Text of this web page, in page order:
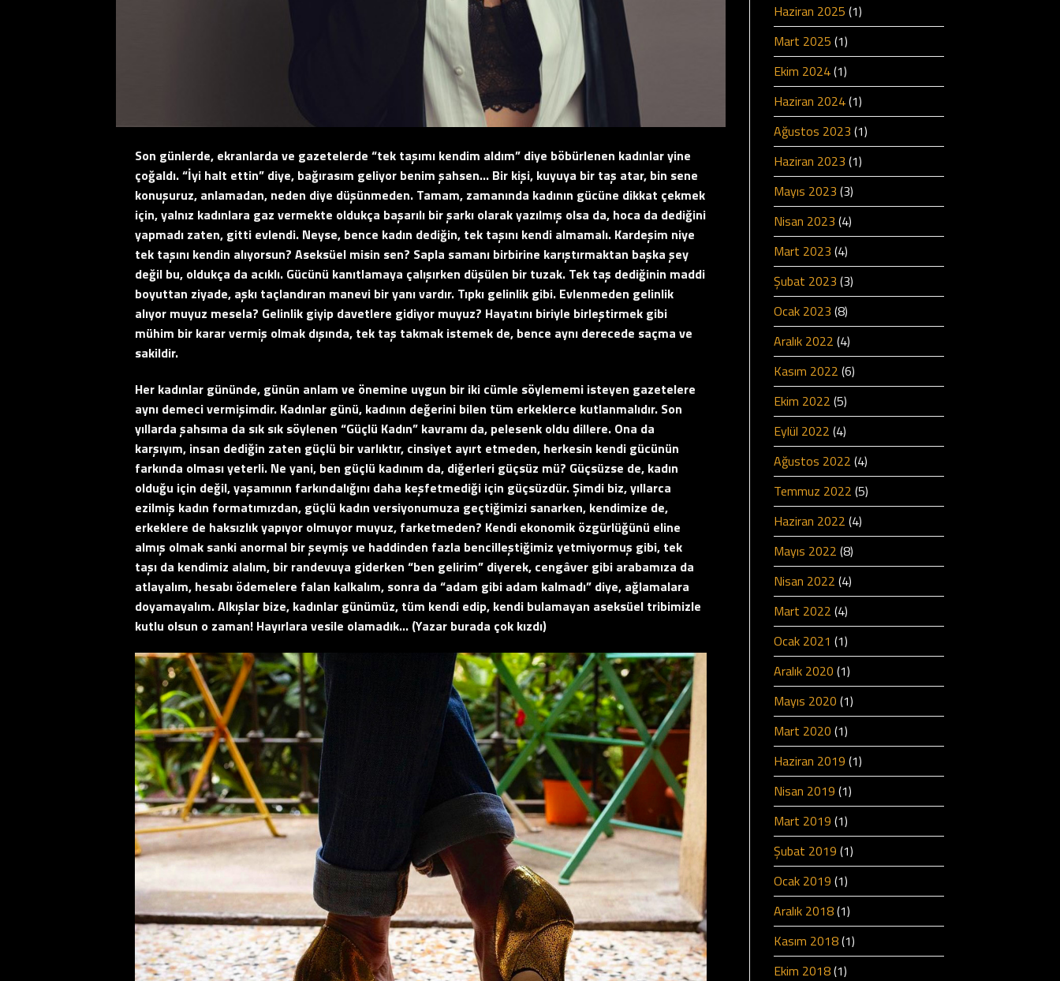
Son günlerde, ekranlarda ve gazetelerde “tek taşımı kendim aldım” diye böbürlenen kadınlar yine
çoğaldı. “İyi halt ettin” diye, bağırasım geliyor benim şahsen… Bir kişi, kuyuya bir taş atar, bin sene
konuşuruz, anlamadan, neden diye düşünmeden. Tamam, zamanında kadının gücüne dikkat çekmek
için, yalnız kadınlara gaz vermekte oldukça başarılı bir şarkı olarak yazılmış olsa da, hoca da dediğini
yapmadı zaten, gitti evlendi. Neyse, bence kadın dediğin, tek taşını kendi almamalı. Kardeşim niye
tek taşını kendin alıyorsun? Aseksüel misin sen? Sapla samanı birbirine karıştırmaktan başka şey
değil bu, oldukça da acıklı. Gücünü kanıtlamaya çalışırken düşülen bir tuzak. Tek taş dediğinin maddi
boyuttan ziyade, aşkı taçlandıran manevi bir yanı vardır. Tıpkı gelinlik gibi. Evlenmeden gelinlik
alıyor muyuz mesela? Gelinlik giyip davetlere gidiyor muyuz? Hayatını biriyle birleştirmek gibi
mühim bir karar vermiş olmak dışında, tek taş takmak istemek de, bence aynı derecede saçma ve
sakildir.
Her kadınlar gününde, günün anlam ve önemine uygun bir iki cümle söylememi isteyen gazetelere
aynı demeci vermişimdir. Kadınlar günü, kadının değerini bilen tüm erkeklerce kutlanmalıdır. Son
yıllarda şahsıma da sık sık söylenen “Güçlü Kadın” kavramı da, pelesenk oldu dillere. Ona da
karşıyım, insan dediğin zaten güçlü bir varlıktır, cinsiyet ayırt etmeden, herkesin kendi gücünün
farkında olması yeterli. Ne yani, ben güçlü kadınım da, diğerleri güçsüz mü? Güçsüzse de, kadın
olduğu için değil, yaşamının farkındalığını daha keşfetmediği için güçsüzdür. Şimdi biz, yıllarca
ezilmiş kadın formatımızdan, güçlü kadın versiyonumuza geçtiğimizi sanarken, kendimize de,
erkeklere de haksızlık yapıyor olmuyor muyuz, farketmeden? Kendi ekonomik özgürlüğünü eline
almış olmak sanki anormal bir şeymiş ve haddinden fazla bencilleştiğimiz yetmiyormuş gibi, tek
taşı da kendimiz alalım, bir randevuya giderken “ben gelirim” diyerek, cengâver gibi arabamıza da
atlayalım, hesabı ödemelere falan kalkalım, sonra da “adam gibi adam kalmadı” diye, ağlamalara
doyamayalım. Alkışlar bize, kadınlar günümüz, tüm kendi edip, kendi bulamayan aseksüel tribimizle
kutlu olsun o zaman! Hayırlara vesile olamadık… (Yazar burada çok kızdı)
Haziran 2025 (1)
Mart 2025 (1)
Ekim 2024(1)
Haziran 2024(1)
Ağustos 2023 (1)
Haziran 2023 (1)
Mayıs 2023 (3)
Nisan 2023 (4)
Mart 2023 (4)
Şubat 2023 (3)
Ocak 2023 (8)
Aralık 2022 (4)
Kasım 2022 (6)
Ekim 2022 (5)
Eylül 2022 (4)
Ağustos 2022 (4)
Temmuz 2022 (5)
Haziran 2022 (4)
Mayıs 2022 (8)
Nisan 2022 (4)
Mart 2022 (4)
Ocak 2021 (1)
Aralık 2020 (1)
Mayıs 2020 (1)
Mart 2020 (1)
Haziran 2019 (1)
Nisan 2019 (1)
Mart 2019 (1)
Şubat 2019 (1)
Ocak 2019 (1)
Aralık 2018(1)
Kasım 2018(1)
Ekim 2018(1)